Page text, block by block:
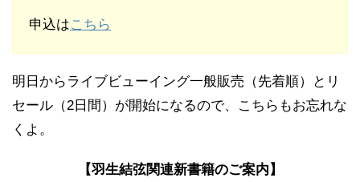
申込はこちら
明日からライブビューイング一般販売（先着順）とリ
セール（2日間）が開始になるので、こちらもお忘れな
くよ。
【羽生結弦関連新書籍のご案内】